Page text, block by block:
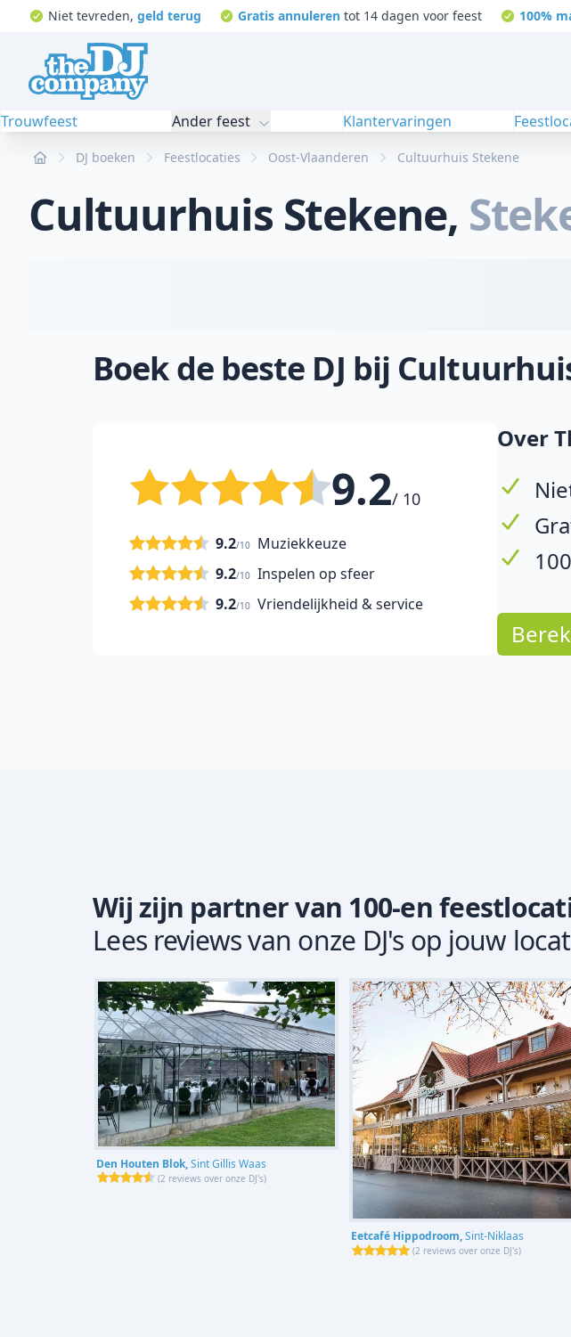
Niet tevreden, geld terug Gratis annuleren tot 14 dagen voor feest 100%
Trouwfeest Ander feest Klantervaringen
Home DJ boeken Feestlocaties Oost-Vlaanderen Cultuurhuis Stekene
Cultuurhuis Stekene,
Boek de beste DJ bij
9.2/ 10
Muziekkeuze
9.2/10
Inspelen op sfeer
9.2/10
Vriendelijkheid & service
9.2/10
Over
Wij zijn partner van 100-en
Lees reviews van onze DJ's op jouw
Den Houten Blok,Sint Gillis Waas
(2 reviews over onze DJ's)
Eetcafé Hippodroom,Sint-Niklaas
(2 reviews over onze DJ's)